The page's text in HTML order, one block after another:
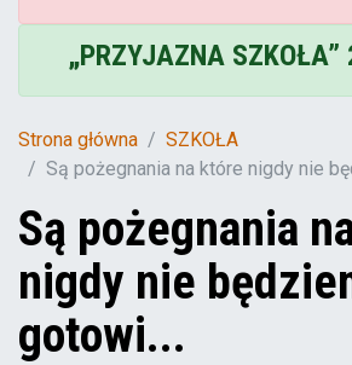
„PRZYJAZNA
Strona główna
SZKOŁA
Są pożegnania na które nigdy nie
Są pożegnania
nigdy nie
gotowi...